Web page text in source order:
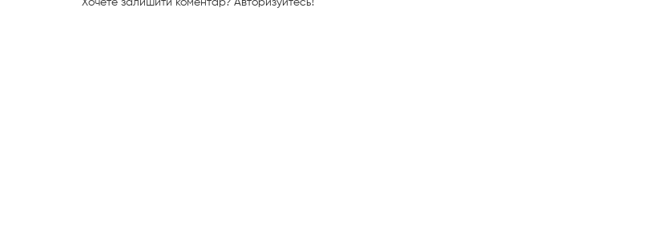
Хочете залишити коментар? Авторизуйтесь!